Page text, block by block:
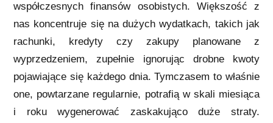
współczesnych finansów osobistych. Większość z
nas koncentruje się na dużych wydatkach, takich jak
rachunki, kredyty czy zakupy planowane z
wyprzedzeniem, zupełnie ignorując drobne kwoty
pojawiające się każdego dnia. Tymczasem to właśnie
one, powtarzane regularnie, potrafią w skali miesiąca
i roku wygenerować zaskakująco duże straty.